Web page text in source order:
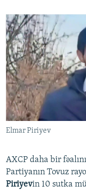
Elmar Piriyev
AXCP daha bir
Partiyanın Tovuz
Piriyevin 10 sutka